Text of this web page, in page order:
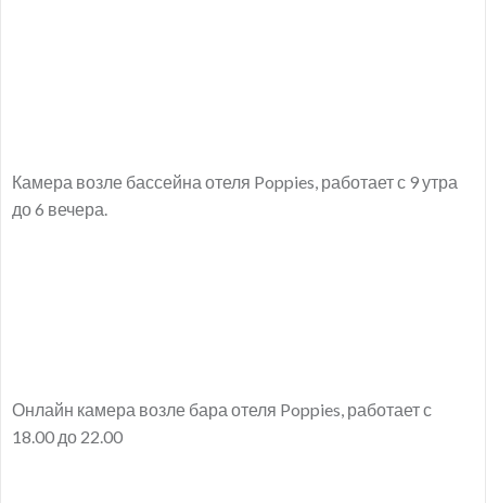
Камера возле бассейна отеля Poppies, работает с 9 утра
до 6 вечера.
Онлайн камера возле бара отеля Poppies, работает с
18.00 до 22.00